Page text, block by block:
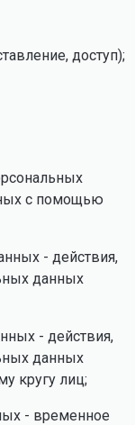
доступ);
с помощью
- действия,
данных
- действия,
данных
кругу лиц;
- временное